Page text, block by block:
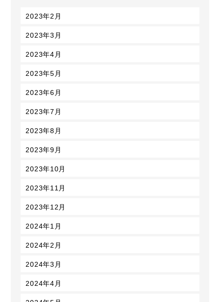
2023年2月
2023年3月
2023年4月
2023年5月
2023年6月
2023年7月
2023年8月
2023年9月
2023年10月
2023年11月
2023年12月
2024年1月
2024年2月
2024年3月
2024年4月